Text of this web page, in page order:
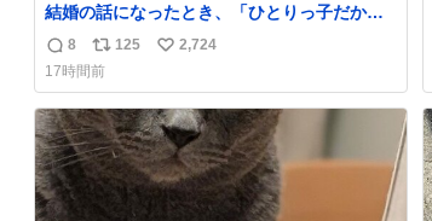
結婚の話になったとき、「ひとりっ子だから
僕が諦めた瞬間に一族が潰える」「死ぬとき1
人とか嫌」だから結婚願望は"ある"って答え
たものの、結局「（結婚は）向いてねぇのか
もしれない」で締める北山くん、きっといろ
いろ考えて言葉を選んで、まるく収めてくれ
たんだなと思った
返
信
数
8
リ
ポ
ス
ト
数
125
い
ね
数
2,724
17時間前